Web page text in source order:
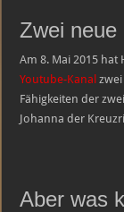
Zwei neue
Am 8. Mai 2015 hat
Youtube-Kanal
Fähigkeiten der
Johanna der
Aber was